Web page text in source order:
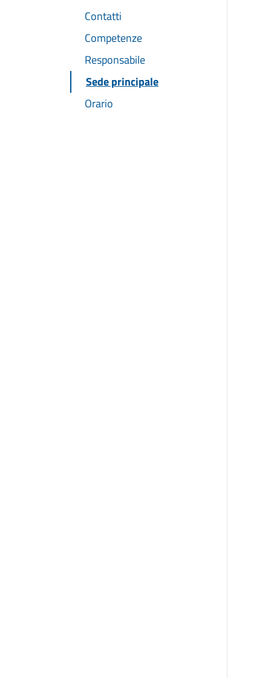
Contatti
Competenze
Responsabile
Sede principale
Orario